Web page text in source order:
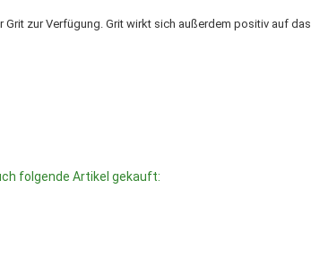
Grit zur Verfügung. Grit wirkt sich außerdem positiv auf das
folgende Artikel gekauft: